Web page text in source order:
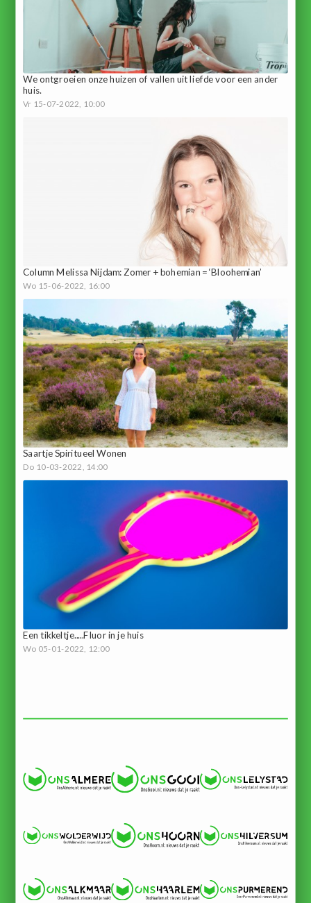
We ontgroeien onze huizen of vallen uit liefde voor een ander
huis.
Vr 15-07-2022, 10:00
Column Melissa Nijdam: Zomer + bohemian = ‘Bloohemian’
Wo 15-06-2022, 16:00
Saartje Spiritueel Wonen
Do 10-03-2022, 14:00
Een tikkeltje.....Fluor in je huis
Wo 05-01-2022, 12:00